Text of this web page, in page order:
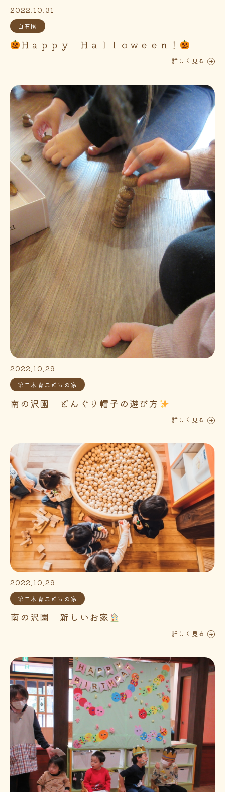
2022.10.31
白石園
Ｈａｐｐｙ Ｈａｌｌｏｗｅｅｎ！
詳しく見る
2022.10.29
第二木育こどもの家
南の沢園 どんぐり帽子の遊び方
詳しく見る
2022.10.29
第二木育こどもの家
南の沢園 新しいお家
詳しく見る